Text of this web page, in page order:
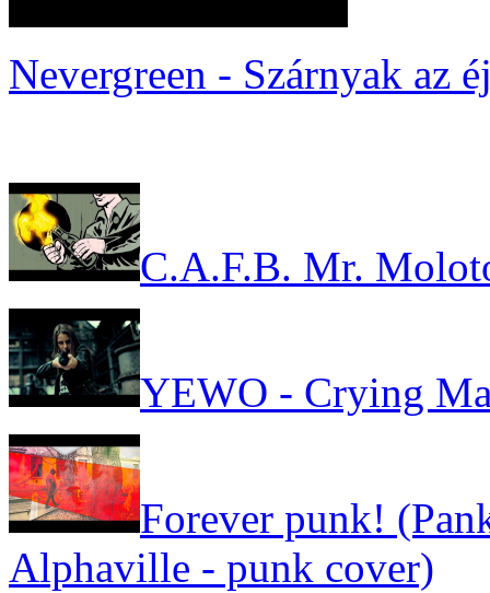
Nevergreen - Szárnyak az
C.A.F.B. Mr.
YEWO - Crying
Forever punk!
Alphaville - punk cover)